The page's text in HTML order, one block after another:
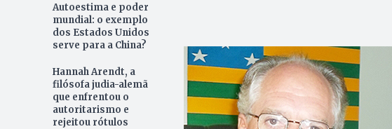
Autoestima e poder
mundial: o exemplo
dos Estados Unidos
serve para a China?
Hannah Arendt, a
filósofa judia-alemã
que enfrentou o
autoritarismo e
rejeitou rótulos